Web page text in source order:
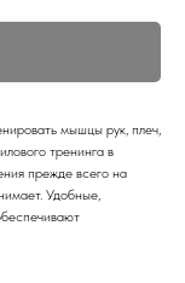
мышцы рук, плеч,
тренинга в
прежде всего на
Удобные,